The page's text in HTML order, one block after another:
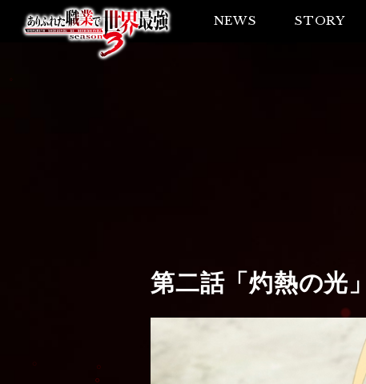
NEWS STORY
第二話「灼熱の光」